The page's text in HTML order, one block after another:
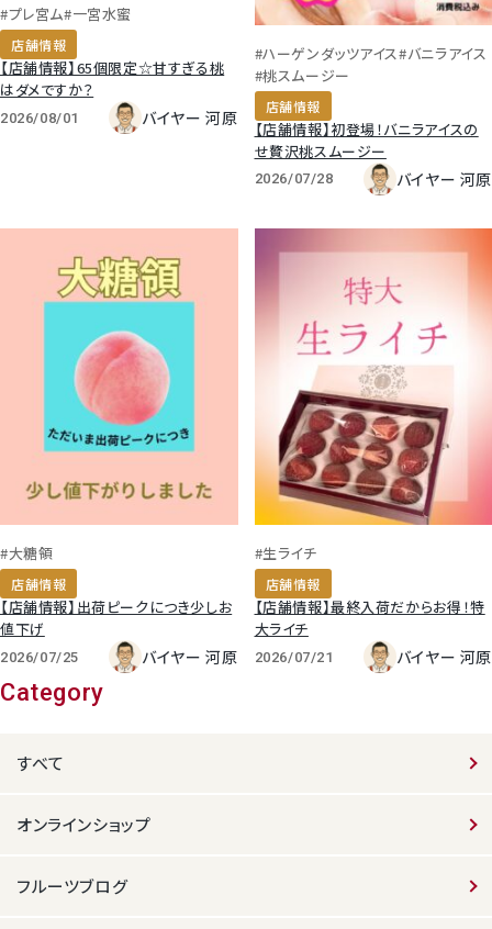
#プレ宮ム#一宮水蜜
店舗情報
【店舗情報】65個限定☆甘すぎる桃
はダメですか？
2026/08/01 バイヤー 河原
#ハーゲンダッツアイス#バニラアイス
#桃スムージー
店舗情報
【店舗情報】初登場！バニラアイスの
せ贅沢桃スムージー
2026/07/28 バイヤー 河原
#大糖領
店舗情報
【店舗情報】出荷ピークにつき少しお
値下げ
2026/07/25 バイヤー 河原
#生ライチ
店舗情報
【店舗情報】最終入荷だからお得！特
大ライチ
2026/07/21 バイヤー 河原
Category
すべて
オンラインショップ
フルーツブログ